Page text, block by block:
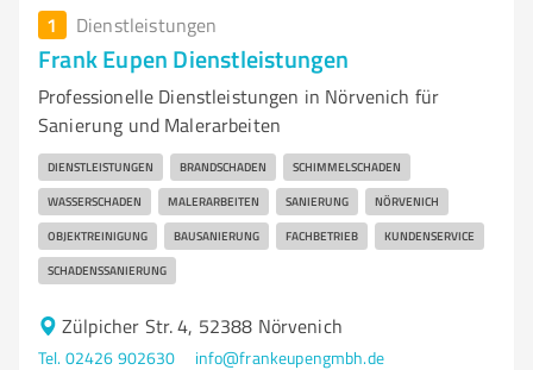
1 Dienstleistungen
Frank Eupen Dienstleistungen
Professionelle Dienstleistungen in Nörvenich für
Sanierung und Malerarbeiten
DIENSTLEISTUNGEN BRANDSCHADEN SCHIMMELSCHADEN
WASSERSCHADEN MALERARBEITEN SANIERUNG NÖRVENICH
OBJEKTREINIGUNG BAUSANIERUNG FACHBETRIEB KUNDENSERVICE
SCHADENSSANIERUNG
Zülpicher Str. 4, 52388 Nörvenich
Tel. 02426 902630
info@frankeupengmbh.de